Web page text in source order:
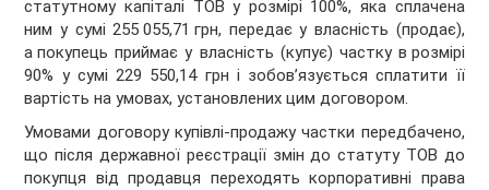
статутному капіталі ТОВ у розмірі 100%, яка сплачена
ним у сумі 255 055,71 грн, передає у власність (продає),
а покупець приймає у власність (купує) частку в розмірі
90% у сумі 229 550,14 грн і зобов’язується сплатити її
вартість на умовах, установлених цим договором.
Умовами договору купівлі-продажу частки передбачено,
що після державної реєстрації змін до статуту ТОВ до
покупця від продавця переходять корпоративні права